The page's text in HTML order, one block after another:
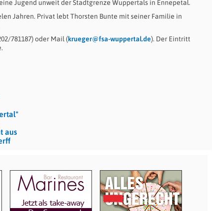
Jugend unweit der Stadtgrenze Wuppertals in Ennepetal.
Jahren. Privat lebt Thorsten Bunte mit seiner Familie in
781187) oder Mail (krueger@fsa-wuppertal.de). Der Eintritt
aus